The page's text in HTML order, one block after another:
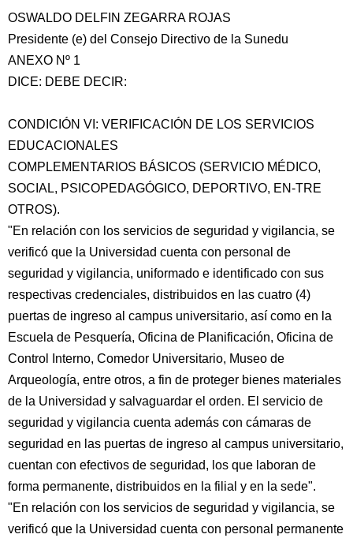
OSWALDO DELFIN ZEGARRA ROJAS
Presidente (e) del Consejo Directivo de la Sunedu
ANEXO Nº 1
DICE: DEBE DECIR:
CONDICIÓN VI: VERIFICACIÓN DE LOS SERVICIOS
EDUCACIONALES
COMPLEMENTARIOS BÁSICOS (SERVICIO MÉDICO,
SOCIAL, PSICOPEDAGÓGICO, DEPORTIVO, EN-TRE
OTROS).
"En relación con los servicios de seguridad y vigilancia, se
verificó que la Universidad cuenta con personal de
seguridad y vigilancia, uniformado e identificado con sus
respectivas credenciales, distribuidos en las cuatro (4)
puertas de ingreso al campus universitario, así como en la
Escuela de Pesquería, Oficina de Planificación, Oficina de
Control Interno, Comedor Universitario, Museo de
Arqueología, entre otros, a fin de proteger bienes materiales
de la Universidad y salvaguardar el orden. El servicio de
seguridad y vigilancia cuenta además con cámaras de
seguridad en las puertas de ingreso al campus universitario,
cuentan con efectivos de seguridad, los que laboran de
forma permanente, distribuidos en la filial y en la sede".
"En relación con los servicios de seguridad y vigilancia, se
verificó que la Universidad cuenta con personal permanente